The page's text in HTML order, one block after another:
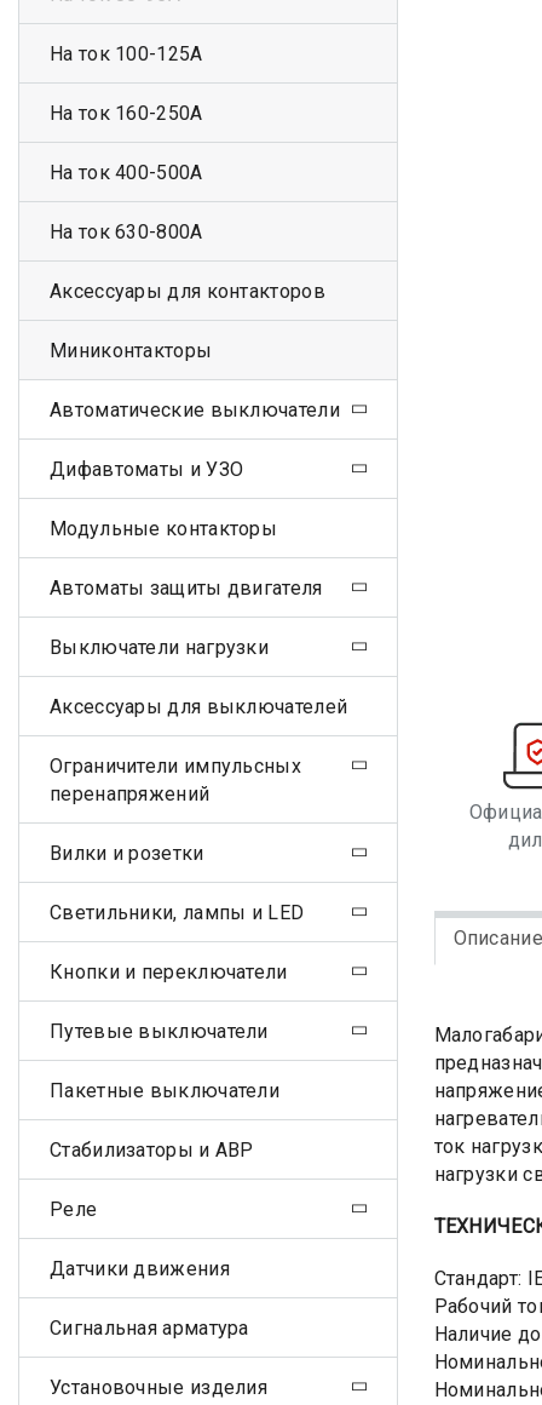
Описание
ток
нагрузки
Стандарт:
Рабочий
Наличие
На ток 100-125А
На ток 160-250А
На ток 400-500А
На ток 630-800А
Аксессуары для контакторов
Миниконтакторы
Автоматические выключатели
Дифавтоматы и УЗО
Модульные контакторы
Автоматы защиты двигателя
Выключатели нагрузки
Аксессуары для выключателей
Ограничители импульсных
перенапряжений
Вилки и розетки
Светильники, лампы и LED
Кнопки и переключатели
Путевые выключатели
Пакетные выключатели
Стабилизаторы и АВР
Реле
Датчики движения
Сигнальная арматура
Установочные изделия